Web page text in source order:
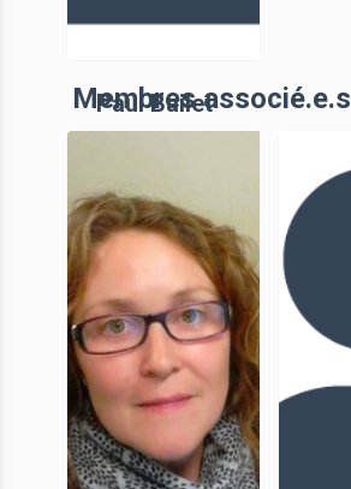
Paul Bailet
Provence
Verdon
Membres associé.e.s